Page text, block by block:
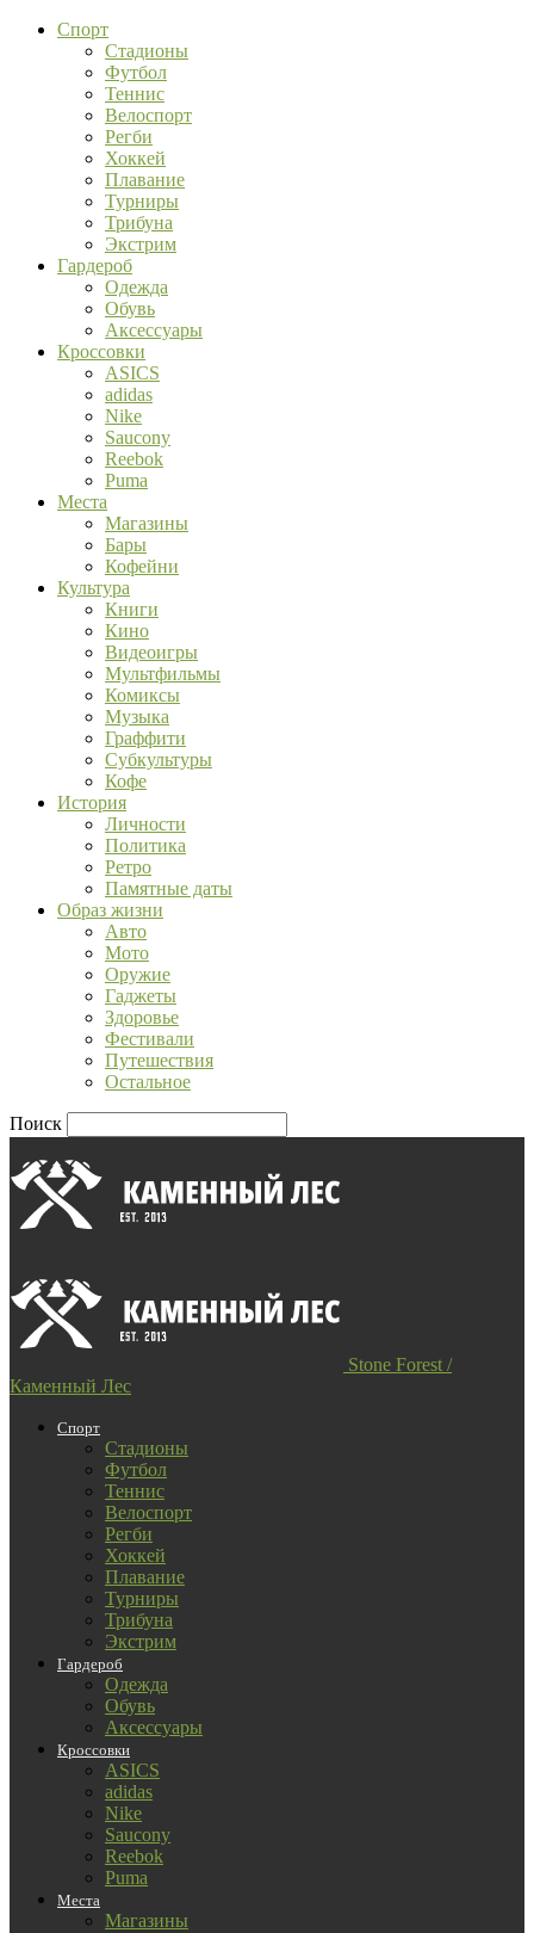
Спорт
Стадионы
Футбол
Теннис
Велоспорт
Регби
Хоккей
Плавание
Турниры
Трибуна
Экстрим
Гардероб
Одежда
Обувь
Аксессуары
Кроссовки
ASICS
adidas
Nike
Saucony
Reebok
Puma
Места
Магазины
Бары
Кофейни
Культура
Книги
Кино
Видеоигры
Мультфильмы
Комиксы
Музыка
Граффити
Субкультуры
Кофе
История
Личности
Политика
Ретро
Памятные даты
Образ жизни
Авто
Мото
Оружие
Гаджеты
Здоровье
Фестивали
Путешествия
Остальное
Поиск
Stone Forest /
Каменный Лес
Спорт
Стадионы
Футбол
Теннис
Велоспорт
Регби
Хоккей
Плавание
Турниры
Трибуна
Экстрим
Гардероб
Одежда
Обувь
Аксессуары
Кроссовки
ASICS
adidas
Nike
Saucony
Reebok
Puma
Места
Магазины